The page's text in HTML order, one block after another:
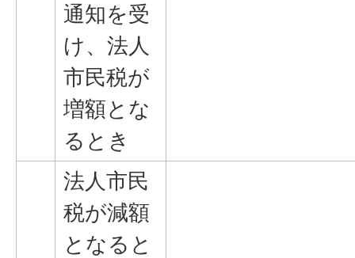
通知を受
け、法人
市民税が
増額とな
るとき
法人市民
税が減額
となると